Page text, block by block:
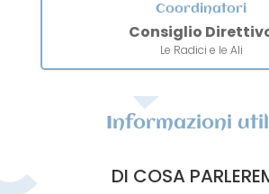
Coordinatori
Consiglio
Le Radici e le Ali
Informazioni
DI COSA